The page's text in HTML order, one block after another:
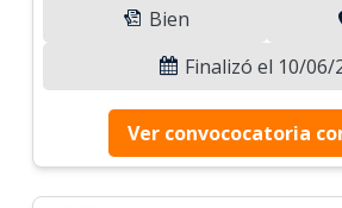
Bien
Finalizó el 10/06/
Ver convococatoria